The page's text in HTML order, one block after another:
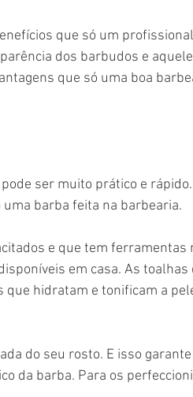
que só um
dos barbudos e
que só uma boa
ser muito prático e
barba feita na barbearia.
e que tem ferramentas
em casa. As
hidratam e tonificam a
do seu rosto. E isso
da barba. Para os